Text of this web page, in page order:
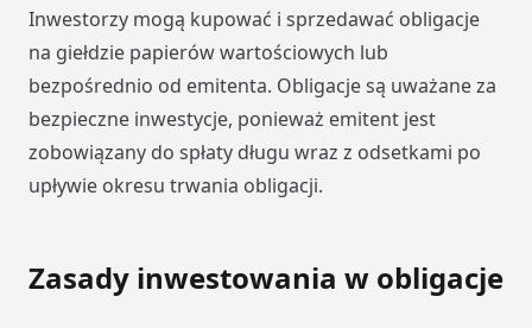
Inwestorzy mogą kupować i sprzedawać obligacje
na giełdzie papierów wartościowych lub
bezpośrednio od emitenta. Obligacje są uważane za
bezpieczne inwestycje, ponieważ emitent jest
zobowiązany do spłaty długu wraz z odsetkami po
upływie okresu trwania obligacji.
Zasady inwestowania w obligacje